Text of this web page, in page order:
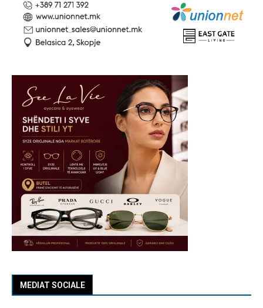
MEDIAT SOCIALE